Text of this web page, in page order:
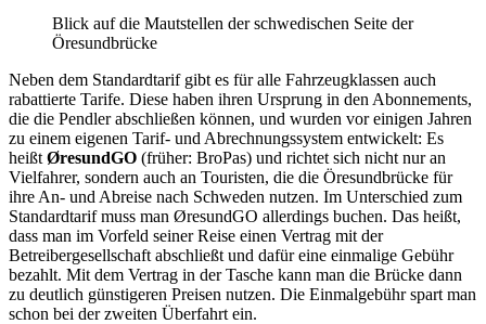
Blick auf die Mautstellen der schwedischen Seite der
Öresundbrücke
Neben dem Standardtarif gibt es für alle Fahrzeugklassen auch
rabattierte Tarife. Diese haben ihren Ursprung in den Abonnements,
die die Pendler abschließen können, und wurden vor einigen Jahren
zu einem eigenen Tarif- und Abrechnungssystem entwickelt: Es
heißt ØresundGO (früher: BroPas) und richtet sich nicht nur an
Vielfahrer, sondern auch an Touristen, die die Öresundbrücke für
ihre An- und Abreise nach Schweden nutzen. Im Unterschied zum
Standardtarif muss man ØresundGO allerdings buchen. Das heißt,
dass man im Vorfeld seiner Reise einen Vertrag mit der
Betreibergesellschaft abschließt und dafür eine einmalige Gebühr
bezahlt. Mit dem Vertrag in der Tasche kann man die Brücke dann
zu deutlich günstigeren Preisen nutzen. Die Einmalgebühr spart man
schon bei der zweiten Überfahrt ein.